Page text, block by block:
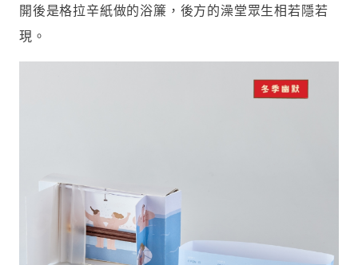
開後是格拉辛紙做的浴簾，後方的澡堂眾生相若隱若
現。